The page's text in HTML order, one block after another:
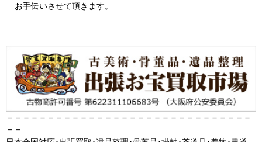
お手伝いさせて頂きます。
＝＝＝＝＝＝＝＝＝＝＝＝＝＝＝＝＝＝＝＝＝＝＝＝＝＝＝＝＝＝
＝＝